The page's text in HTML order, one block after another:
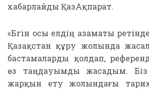
хабарлайды ҚазАқпарат.
«Бүгін осы елдің азаматы
Қазақстан құру жолында
бастамаларды қолдап,
өз таңдауымды жасадым.
жарқын ету жолындағы